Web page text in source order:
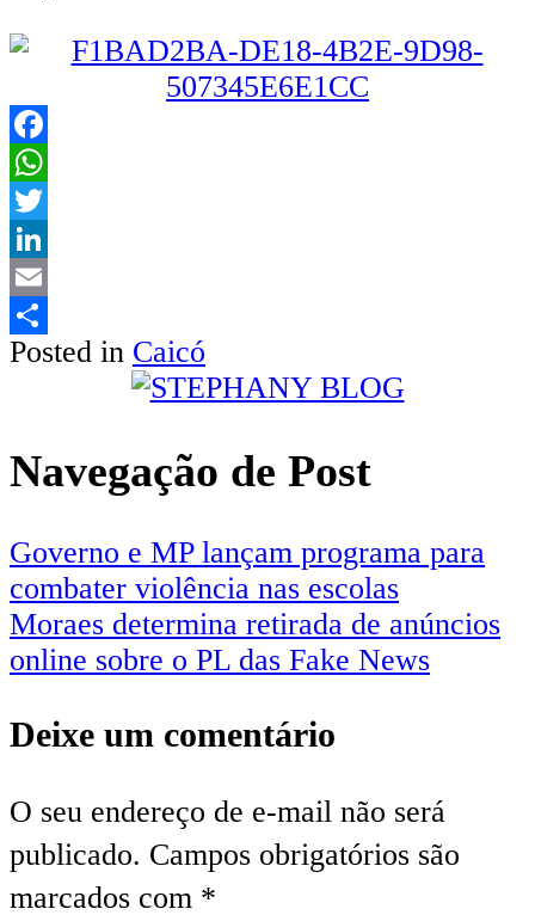
Facebook
WhatsApp
Twitter
LinkedIn
Email
Share
Posted in Caicó
Navegação de Post
Governo e MP lançam programa para
combater violência nas escolas
Moraes determina retirada de anúncios
online sobre o PL das Fake News
Deixe um comentário
O seu endereço de e-mail não será
publicado. Campos obrigatórios são
marcados com *